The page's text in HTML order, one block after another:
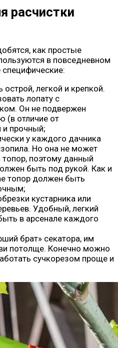
расчистки
как простые
в повседневном
специфические:
легкой и крепкой.
лопату с
Он не подвержен
(в отличие от
и прочный;
у каждого дачника
Но она не может
поэтому данный
быть под рукой. Как и
топор должен быть
кустарника или
Удобный, легкий
в арсенале каждого
брат» секатора, им
потолще. Конечно можно
сучкорезом проще и